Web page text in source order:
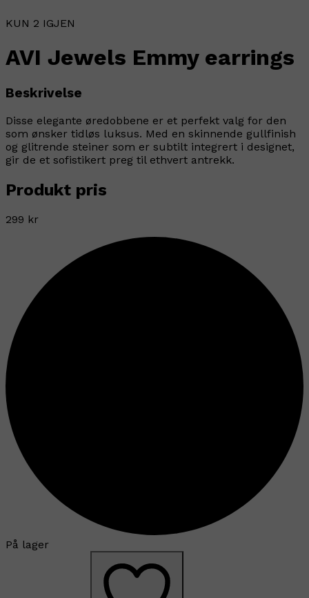
KUN 2 IGJEN
AVI Jewels Emmy earrings
Beskrivelse
Disse elegante øredobbene er et perfekt valg for den
som ønsker tidløs luksus. Med en skinnende gullfinish
og glitrende steiner som er subtilt integrert i designet,
gir de et sofistikert preg til ethvert antrekk.
Produkt pris
299 kr
På lager